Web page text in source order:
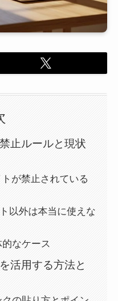
止ルールと現状
が禁止されている
以外は本当に使えな
なケース
活用する方法と